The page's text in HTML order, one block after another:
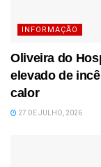
INFORMAÇÃO
Oliveira do
elevado de
calor
27 DE JULHO, 2026